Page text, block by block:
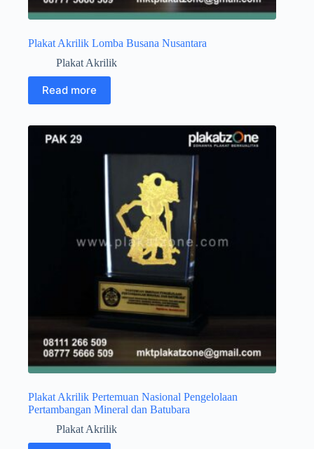
Plakat Akrilik Lomba Busana Nusantara
Plakat Akrilik
Read more
Plakat Akrilik Pertemuan Nasional Pengelolaan
Pertambangan Mineral dan Batubara
Plakat Akrilik